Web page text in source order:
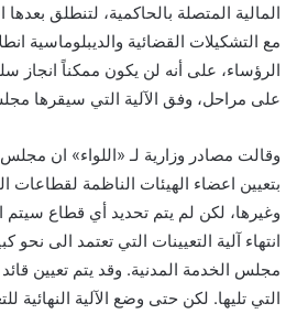
المالية المتصلة بالحاكمية، لتنطلق بعدها
مع التشكيلات القضائية والديبلوماسية
الرؤساء، على أنه لن يكون ممكناً انجاز
على مراحل، وفق الآلية التي سيقرها
وقالت مصادر وزارية لـ «اللواء» ان مجلس
بتعيين اعضاء الهيئات الناظمة لقطاعات
وغيرها، لكن لم يتم تحديد أي قطاع سيتم
انتهاء آلية التعيينات التي تعتمد الى
مجلس الخدمة المدنية. وقد يتم تعيين
التي تليها. لكن حتى وضع الآلية النهائية